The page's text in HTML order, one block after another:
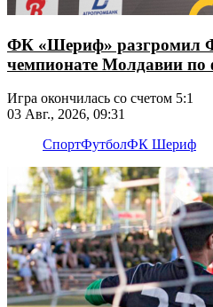
ФК «Шериф» разгромил
чемпионате Молдавии по
Игра окончилась со счетом 5:1
03 Авг., 2026, 09:31
СпортФутболФК Шериф